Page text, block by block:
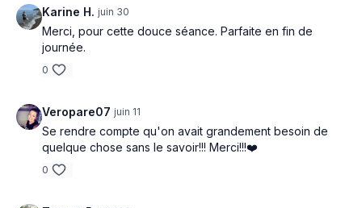
Karine H. juin 30
Merci, pour cette douce séance. Parfaite en fin de
journée.
0
Veropare07 juin 11
Se rendre compte qu'on avait grandement besoin de
quelque chose sans le savoir!!! Merci!!!❤️
0